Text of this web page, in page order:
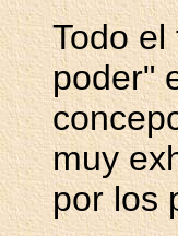
Todo
poder"
muy
por los